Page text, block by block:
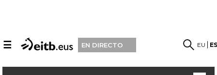
☰ EN DIRECTO EU